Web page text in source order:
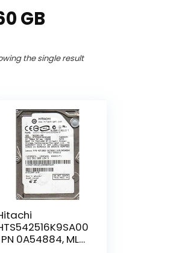
GB
the single result
PN 0A54884, MLC